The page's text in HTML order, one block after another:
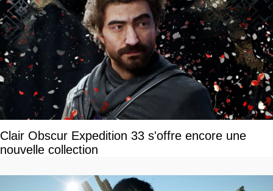
Clair Obscur Expedition 33 s'offre encore une
nouvelle collection